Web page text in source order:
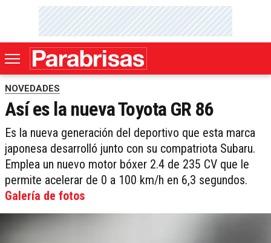
NOVEDADES
Así es la nueva Toyota GR 86
Es la nueva generación del deportivo que esta marca
japonesa desarrolló junto con su compatriota Subaru.
Emplea un nuevo motor bóxer 2.4 de 235 CV que le
permite acelerar de 0 a 100 km/h en 6,3 segundos.
Galería de fotos